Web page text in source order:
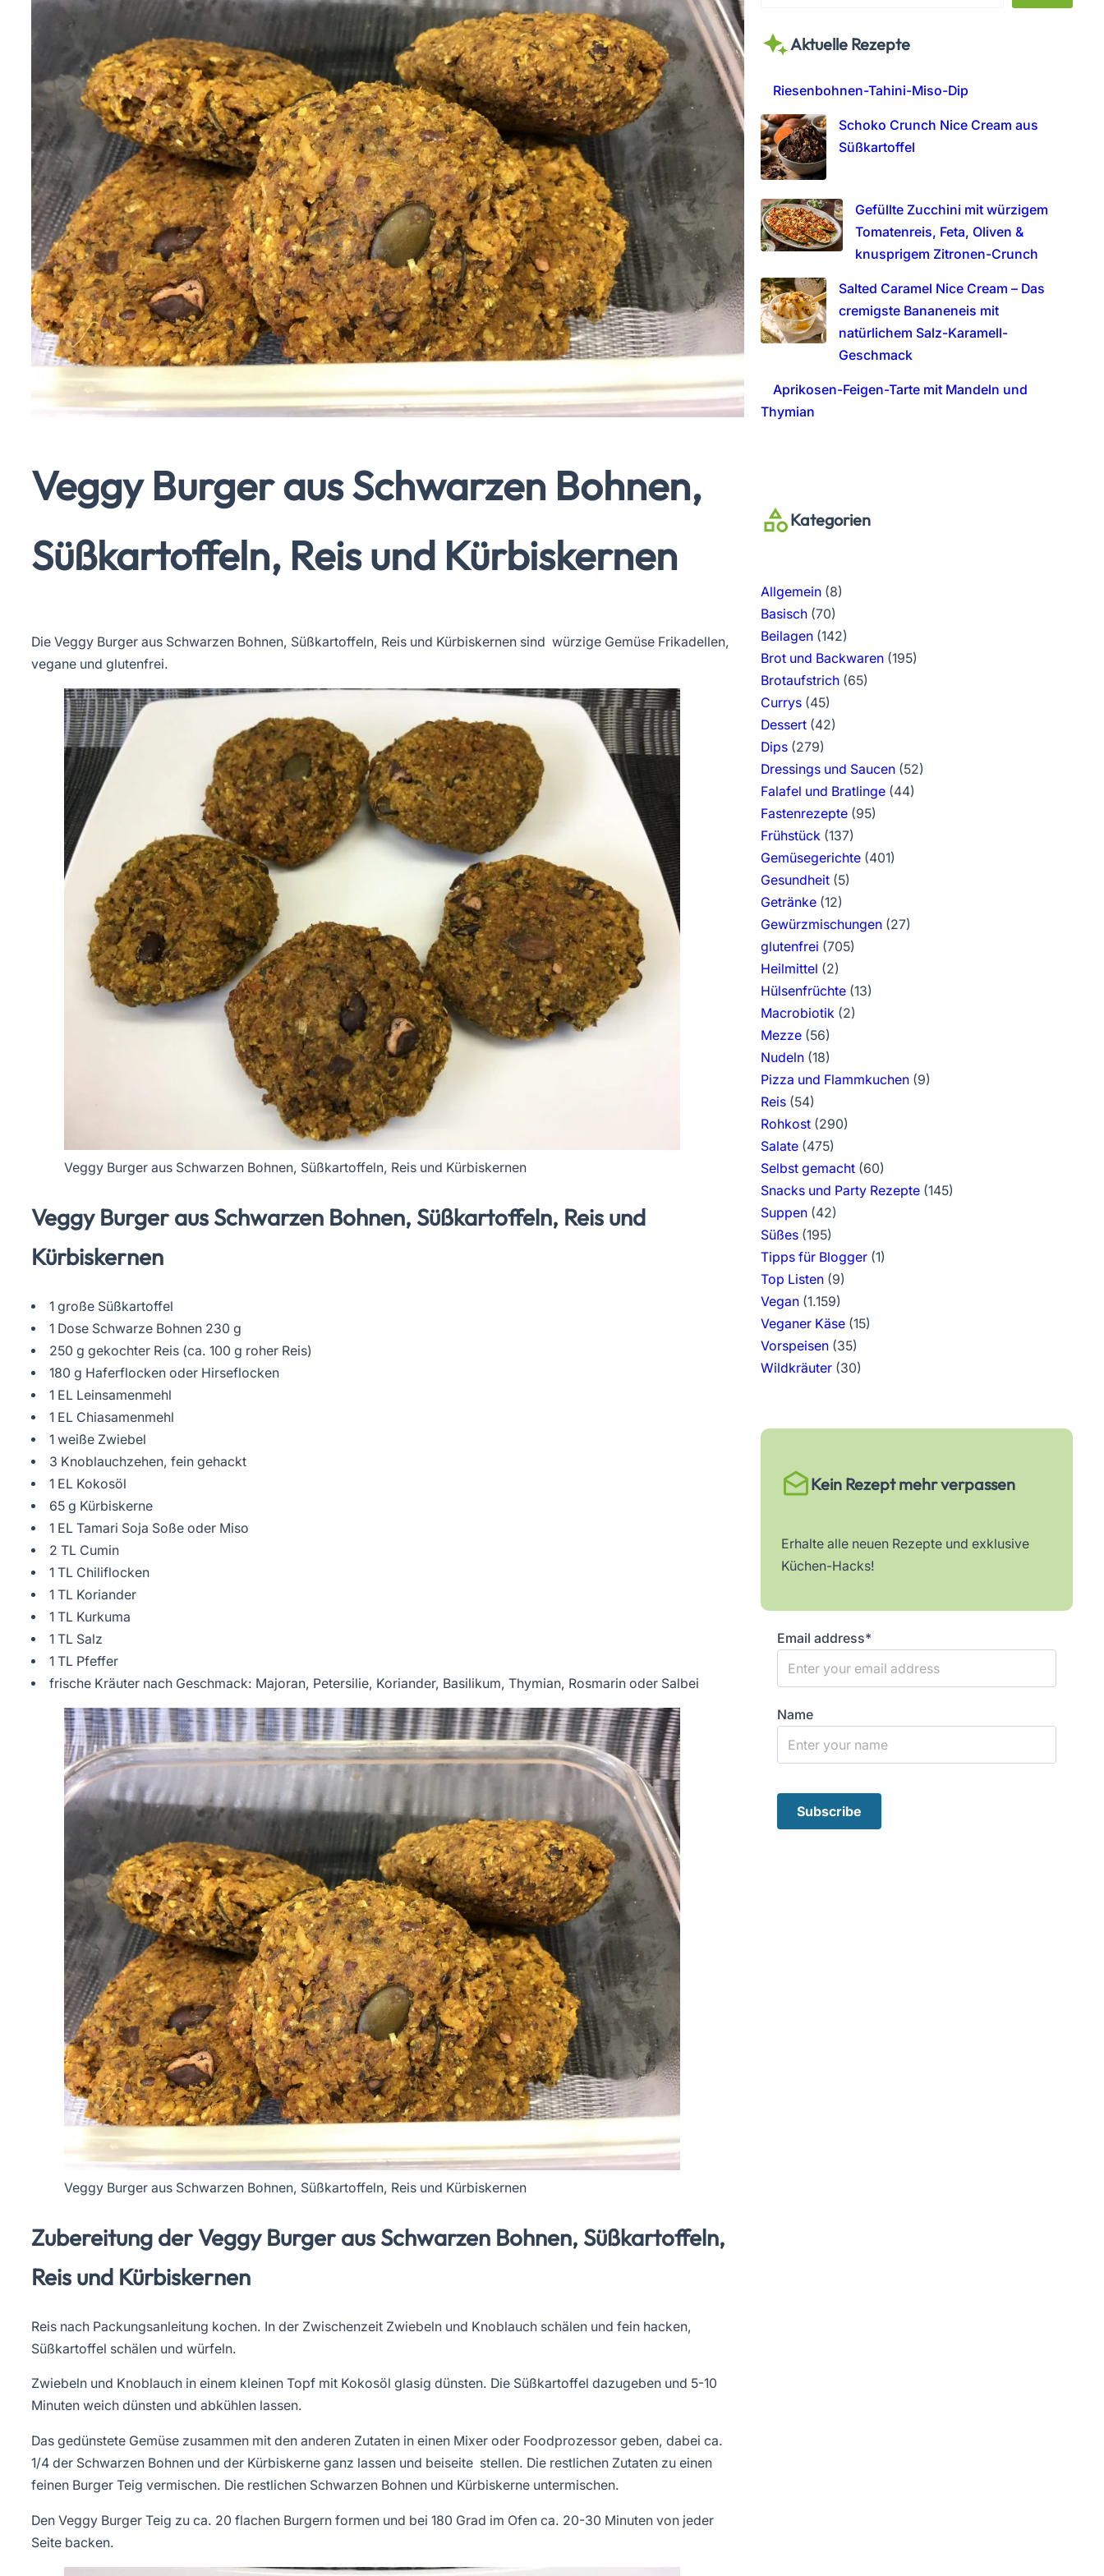
Veggy Burger aus Schwarzen Bohnen,
Süßkartoffeln, Reis und Kürbiskernen
Die Veggy Burger aus Schwarzen Bohnen, Süßkartoffeln, Reis und Kürbiskernen sind würzige Gemüse Frikadellen,
vegane und glutenfrei.
Veggy Burger aus Schwarzen Bohnen, Süßkartoffeln, Reis und Kürbiskernen
Veggy Burger aus Schwarzen Bohnen, Süßkartoffeln, Reis und
Kürbiskernen
1 große Süßkartoffel
1 Dose Schwarze Bohnen 230 g
250 g gekochter Reis (ca. 100 g roher Reis)
180 g Haferflocken oder Hirseflocken
1 EL Leinsamenmehl
1 EL Chiasamenmehl
1 weiße Zwiebel
3 Knoblauchzehen, fein gehackt
1 EL Kokosöl
65 g Kürbiskerne
1 EL Tamari Soja Soße oder Miso
2 TL Cumin
1 TL Chiliflocken
1 TL Koriander
1 TL Kurkuma
1 TL Salz
1 TL Pfeffer
frische Kräuter nach Geschmack: Majoran, Petersilie, Koriander, Basilikum, Thymian, Rosmarin oder Salbei
Veggy Burger aus Schwarzen Bohnen, Süßkartoffeln, Reis und Kürbiskernen
Zubereitung der Veggy Burger aus Schwarzen Bohnen, Süßkartoffeln,
Reis und Kürbiskernen
Reis nach Packungsanleitung kochen. In der Zwischenzeit Zwiebeln und Knoblauch schälen und fein hacken,
Süßkartoffel schälen und würfeln.
Zwiebeln und Knoblauch in einem kleinen Topf mit Kokosöl glasig dünsten. Die Süßkartoffel dazugeben und 5-10
Minuten weich dünsten und abkühlen lassen.
Das gedünstete Gemüse zusammen mit den anderen Zutaten in einen Mixer oder Foodprozessor geben, dabei ca.
1/4 der Schwarzen Bohnen und der Kürbiskerne ganz lassen und beiseite stellen. Die restlichen Zutaten zu einen
feinen Burger Teig vermischen. Die restlichen Schwarzen Bohnen und Kürbiskerne untermischen.
Den Veggy Burger Teig zu ca. 20 flachen Burgern formen und bei 180 Grad im Ofen ca. 20-30 Minuten von jeder
Seite backen.
r
Aktuelle Rezepte
Riesenbohnen-Tahini-Miso-Dip
Schoko Crunch Nice Cream aus
Süßkartoffel
Gefüllte Zucchini mit würzigem
Tomatenreis, Feta, Oliven &
knusprigem Zitronen-Crunch
Salted Caramel Nice Cream – Das
cremigste Bananeneis mit
natürlichem Salz-Karamell-
Geschmack
Aprikosen-Feigen-Tarte mit Mandeln und
Thymian
Kategorien
Allgemein(8)
Basisch(70)
Beilagen(142)
Brot und Backwaren(195)
Brotaufstrich(65)
Currys(45)
Dessert(42)
Dips(279)
Dressings und Saucen(52)
Falafel und Bratlinge(44)
Fastenrezepte(95)
Frühstück (137)
Gemüsegerichte(401)
Gesundheit(5)
Getränke(12)
Gewürzmischungen(27)
glutenfrei (705)
Heilmittel (2)
Hülsenfrüchte(13)
Macrobiotik (2)
Mezze(56)
Nudeln(18)
Pizza und Flammkuchen(9)
Reis(54)
Rohkost(290)
Salate(475)
Selbst gemacht(60)
Snacks und Party Rezepte(145)
Suppen(42)
Süßes(195)
Tipps für Blogger(1)
Top Listen(9)
Vegan(1.159)
Veganer Käse(15)
Vorspeisen(35)
Wildkräuter(30)
Kein Rezept mehr verpassen
Erhalte alle neuen Rezepte und exklusive
Küchen-Hacks!
Email address*
Name